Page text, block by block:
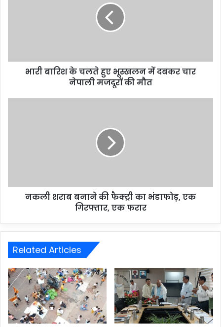
भारी बारिश के चलते हुए भूस्खलन में दबकर चार
नेपाली मजदूरों की मौत
नकली शराब बनाने की फैक्ट्री का भंडाफोड़, एक
गिरफ्तार, एक फरार
Related Articles